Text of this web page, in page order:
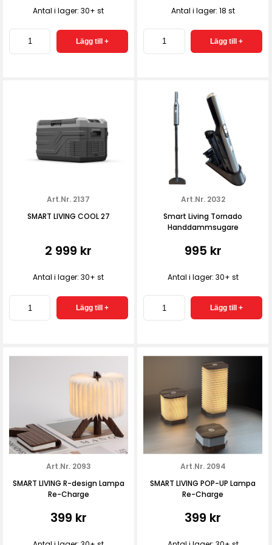
Antal i lager: 30+ st Antal i lager: 18 st
Art.Nr. 2137
SMART LIVING COOL 27
2 999 kr
Antal i lager: 30+ st
Art.Nr. 2032
Smart Living Tornado
Handdammsugare
995 kr
Antal i lager: 30+ st
Art.Nr. 2093
SMART LIVING R-design Lampa
Re-Charge
399 kr
Art.Nr. 2094
SMART LIVING POP-UP Lampa
Re-Charge
399 kr